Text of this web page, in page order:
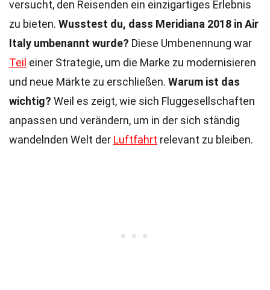
versucht, den Reisenden ein einzigartiges Erlebnis
zu bieten. Wusstest du, dass Meridiana 2018 in Air
Italy umbenannt wurde? Diese Umbenennung war
Teil einer Strategie, um die Marke zu modernisieren
und neue Märkte zu erschließen. Warum ist das
wichtig? Weil es zeigt, wie sich Fluggesellschaften
anpassen und verändern, um in der sich ständig
wandelnden Welt der Luftfahrt relevant zu bleiben.